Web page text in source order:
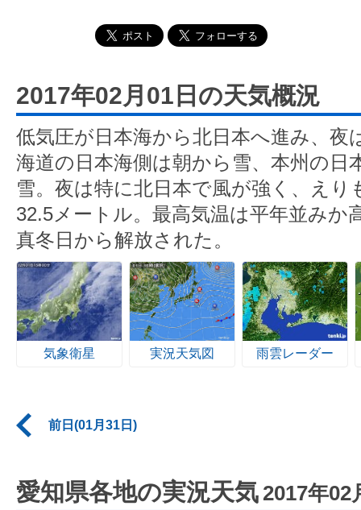
2017年02月01日の天気概況
低気圧が日本海から北日本へ進み、夜
海道の日本海側は朝から雪、本州の日
雪。夜は特に北日本で風が強く、えり
32.5メートル。最高気温は平年並みか
真冬日から解放された。
気象衛星 実況天気図 雨雲レーダー
前日(01月31日)
愛知県各地の実況天気 2017年02